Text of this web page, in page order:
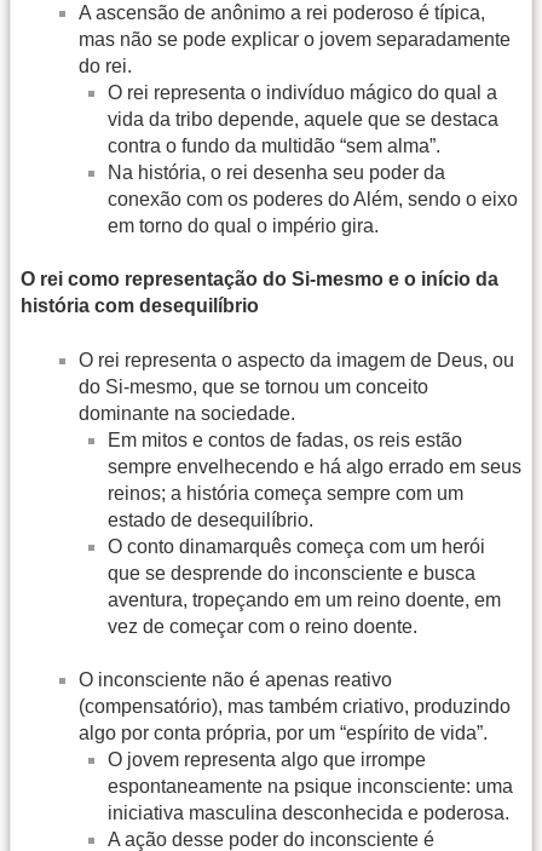
A ascensão de anônimo a rei poderoso é típica,
mas não se pode explicar o jovem separadamente
do rei.
O rei representa o indivíduo mágico do qual a
vida da tribo depende, aquele que se destaca
contra o fundo da multidão “sem alma”.
Na história, o rei desenha seu poder da
conexão com os poderes do Além, sendo o eixo
em torno do qual o império gira.
O rei como representação do Si-mesmo e o início da
história com desequilíbrio
O rei representa o aspecto da imagem de Deus, ou
do Si-mesmo, que se tornou um conceito
dominante na sociedade.
Em mitos e contos de fadas, os reis estão
sempre envelhecendo e há algo errado em seus
reinos; a história começa sempre com um
estado de desequilíbrio.
O conto dinamarquês começa com um herói
que se desprende do inconsciente e busca
aventura, tropeçando em um reino doente, em
vez de começar com o reino doente.
O inconsciente não é apenas reativo
(compensatório), mas também criativo, produzindo
algo por conta própria, por um “espírito de vida”.
O jovem representa algo que irrompe
espontaneamente na psique inconsciente: uma
iniciativa masculina desconhecida e poderosa.
A ação desse poder do inconsciente é